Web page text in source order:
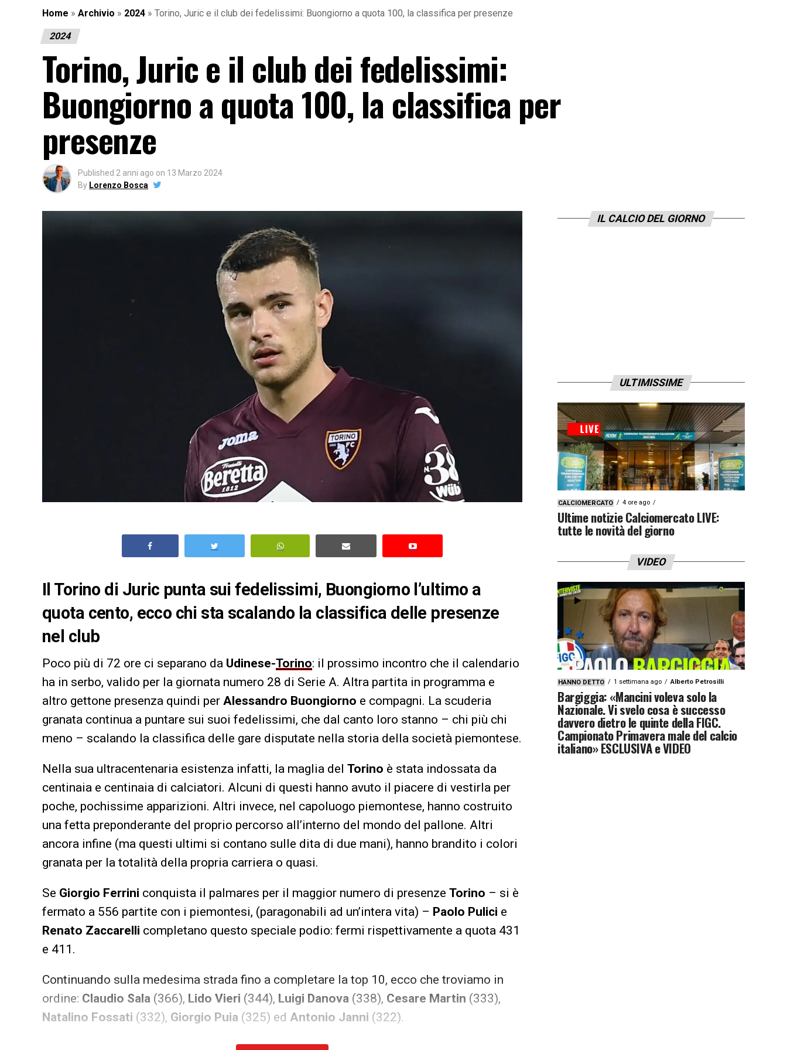
Home » Archivio » 2024 » Torino, Juric e il club dei fedelissimi: Buongiorno a quota 100, la classifica per presenze
2024
Torino, Juric e il club dei fedelissimi:
Buongiorno a quota 100, la classifica per
presenze
Published 2 anni ago on 13 Marzo 2024
By Lorenzo Bosca
Il Torino di Juric punta sui fedelissimi, Buongiorno l’ultimo a
quota cento, ecco chi sta scalando la classifica delle presenze
nel club
Poco più di 72 ore ci separano da Udinese-Torino: il prossimo incontro che il calendario
ha in serbo, valido per la giornata numero 28 di Serie A. Altra partita in programma e
altro gettone presenza quindi per Alessandro Buongiorno e compagni. La scuderia
granata continua a puntare sui suoi fedelissimi, che dal canto loro stanno – chi più chi
meno – scalando la classifica delle gare disputate nella storia della società piemontese.
Nella sua ultracentenaria esistenza infatti, la maglia del Torino è stata indossata da
centinaia e centinaia di calciatori. Alcuni di questi hanno avuto il piacere di vestirla per
poche, pochissime apparizioni. Altri invece, nel capoluogo piemontese, hanno costruito
una fetta preponderante del proprio percorso all’interno del mondo del pallone. Altri
ancora infine (ma questi ultimi si contano sulle dita di due mani), hanno brandito i colori
granata per la totalità della propria carriera o quasi.
Se Giorgio Ferrini conquista il palmares per il maggior numero di presenze Torino – si è
fermato a 556 partite con i piemontesi, (paragonabili ad un’intera vita) – Paolo Pulici e
Renato Zaccarelli completano questo speciale podio: fermi rispettivamente a quota 431
e 411.
Continuando sulla medesima strada fino a completare la top 10, ecco che troviamo in
ordine: Claudio Sala (366), Lido Vieri (344), Luigi Danova (338), Cesare Martin (333),
Natalino Fossati (332), Giorgio Puia (325) ed Antonio Janni (322).
IL CALCIO DEL GIORNO
ULTIMISSIME
CALCIOMERCATO 4 ore ago
Ultime notizie Calciomercato LIVE:
tutte le novità del giorno
VIDEO
HANNO DETTO 1 settimana ago Alberto Petrosilli
Bargiggia: «Mancini voleva solo la
Nazionale. Vi svelo cosa è successo
davvero dietro le quinte della FIGC.
Campionato Primavera male del calcio
italiano» ESCLUSIVA e VIDEO